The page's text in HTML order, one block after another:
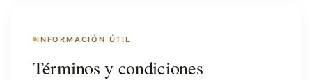
INFORMACIÓN ÚTIL
Términos y condiciones